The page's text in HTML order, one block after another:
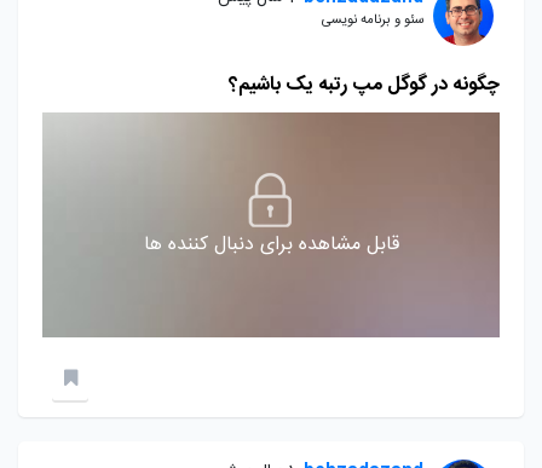
سئو و برنامه نویسی
چگونه در گوگل مپ رتبه یک باشیم؟
قابل مشاهده برای دنبال کننده ها